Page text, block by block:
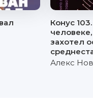
Конус
захотел
Алекс